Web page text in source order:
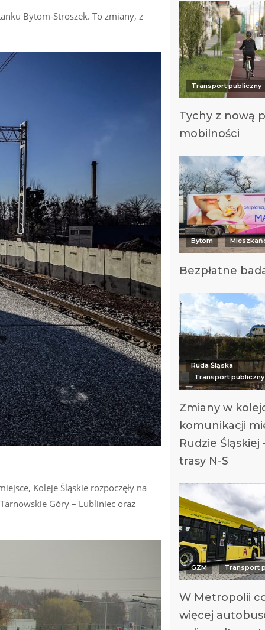
Bytom-Stroszek. To zmiany, z
Koleje Śląskie rozpoczęły na
Góry – Lubliniec oraz
Transport publiczny
Tychy z nową
mobilności
Bytom
Bezpłatne
Ruda Śląska
Transport publiczny
Zmiany w
komunikacji
Rudzie Śląskiej
trasy N-S
GZM Transport
W Metropolii
więcej